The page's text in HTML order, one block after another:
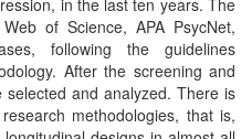
in the last ten years. The
of Science, APA PsycNet,
following the guidelines
After the screening and
and analyzed. There is
methodologies, that is,